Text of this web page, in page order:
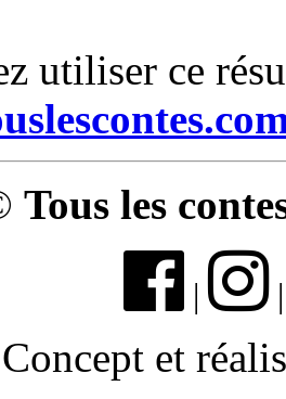
utiliser ce
Tous les
|
Concept et